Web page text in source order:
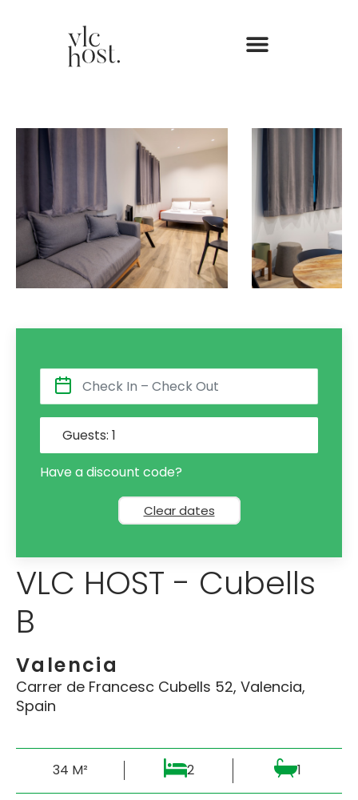
VLC HOST - Cubells
B
Valencia
Carrer de Francesc Cubells 52, Valencia,
Spain
34 M² 2 1
Guests: 1
Have a discount code?
Clear dates